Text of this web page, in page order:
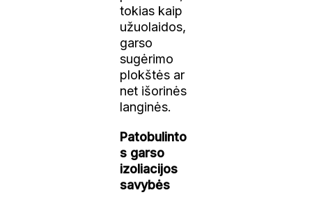
tokias kaip
užuolaidos,
garso
sugėrimo
plokštės ar
net išorinės
langinės.
Patobulinto
s garso
izoliacijos
savybės